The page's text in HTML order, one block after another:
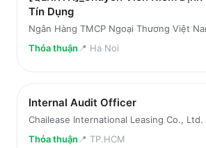
Tín Dụng
Ngân Hàng TMCP Ngoại Thương Việt
Thỏa thuận 📍 Ha Noi
Internal Audit Officer
Chailease International Leasing Co.,
Thỏa thuận 📍 TP.HCM